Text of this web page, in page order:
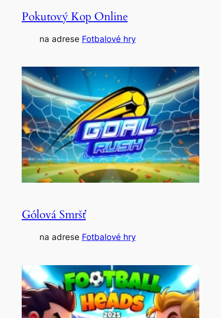
Pokutový Kop Online
na adrese Fotbalové hry
Gólová Smršť
na adrese Fotbalové hry